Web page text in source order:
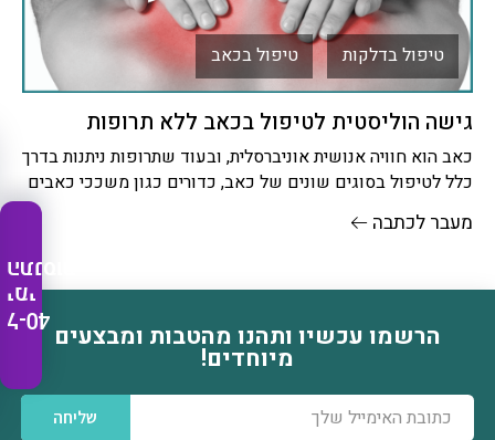
טיפול בדלקות טיפול בכאב
גישה הוליסטית לטיפול בכאב ללא תרופות
כאב הוא חוויה אנושית אוניברסלית, ובעוד שתרופות ניתנות בדרך
כלל לטיפול בסוגים שונים של כאב, כדורים כגון משככי כאבים
מעבר לכתבה
הרשמו עכשיו ותהנו מהטבות ומבצעים
מיוחדים!
דוא׳׳ל
שליחה
ל-40
ימי
התנסות